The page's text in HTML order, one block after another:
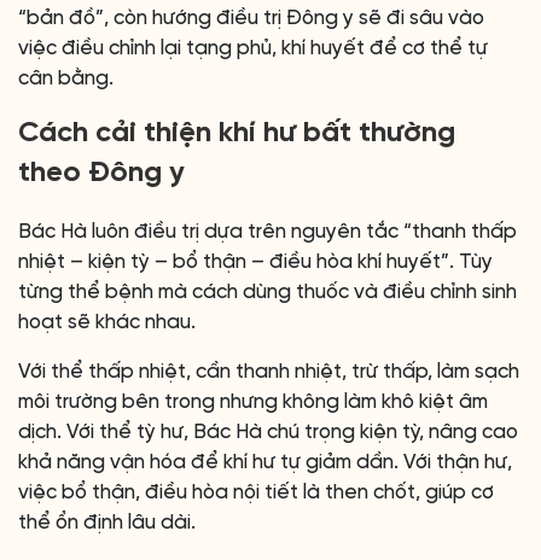
“bản đồ”, còn hướng điều trị Đông y sẽ đi sâu vào
việc điều chỉnh lại tạng phủ, khí huyết để cơ thể tự
cân bằng.
Cách cải thiện khí hư bất thường
theo Đông y
Bác Hà luôn điều trị dựa trên nguyên tắc “thanh thấp
nhiệt – kiện tỳ – bổ thận – điều hòa khí huyết”. Tùy
từng thể bệnh mà cách dùng thuốc và điều chỉnh sinh
hoạt sẽ khác nhau.
Với thể thấp nhiệt, cần thanh nhiệt, trừ thấp, làm sạch
môi trường bên trong nhưng không làm khô kiệt âm
dịch. Với thể tỳ hư, Bác Hà chú trọng kiện tỳ, nâng cao
khả năng vận hóa để khí hư tự giảm dần. Với thận hư,
việc bổ thận, điều hòa nội tiết là then chốt, giúp cơ
thể ổn định lâu dài.